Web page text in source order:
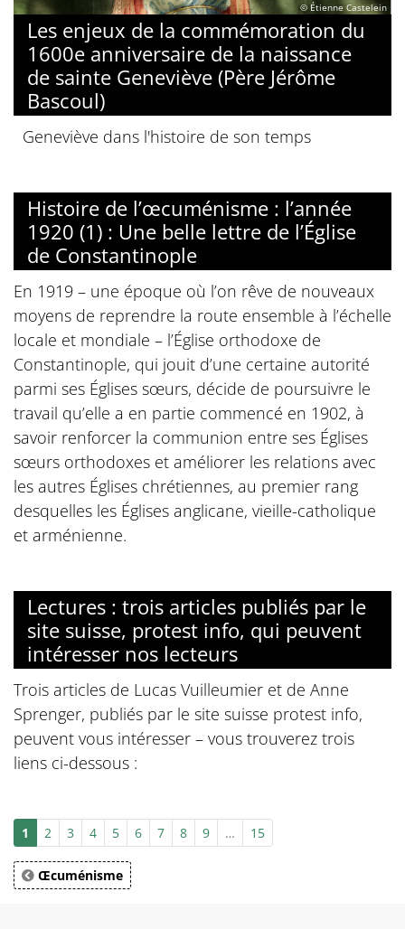
© Étienne Castelein
Les enjeux de la commémoration du
1600e anniversaire de la naissance
de sainte Geneviève (Père Jérôme
Bascoul)
Geneviève dans l'histoire de son temps
Histoire de l’œcuménisme : l’année
1920 (1) : Une belle lettre de l’Église
de Constantinople
En 1919 – une époque où l’on rêve de nouveaux
moyens de reprendre la route ensemble à l’échelle
locale et mondiale – l’Église orthodoxe de
Constantinople, qui jouit d’une certaine autorité
parmi ses Églises sœurs, décide de poursuivre le
travail qu’elle a en partie commencé en 1902, à
savoir renforcer la communion entre ses Églises
sœurs orthodoxes et améliorer les relations avec
les autres Églises chrétiennes, au premier rang
desquelles les Églises anglicane, vieille-catholique
et arménienne.
Lectures : trois articles publiés par le
site suisse, protest info, qui peuvent
intéresser nos lecteurs
Trois articles de Lucas Vuilleumier et de Anne
Sprenger, publiés par le site suisse protest info,
peuvent vous intéresser – vous trouverez trois
liens ci-dessous :
1 2 3 4 5 6 7 8 9 … 15
Œcuménisme